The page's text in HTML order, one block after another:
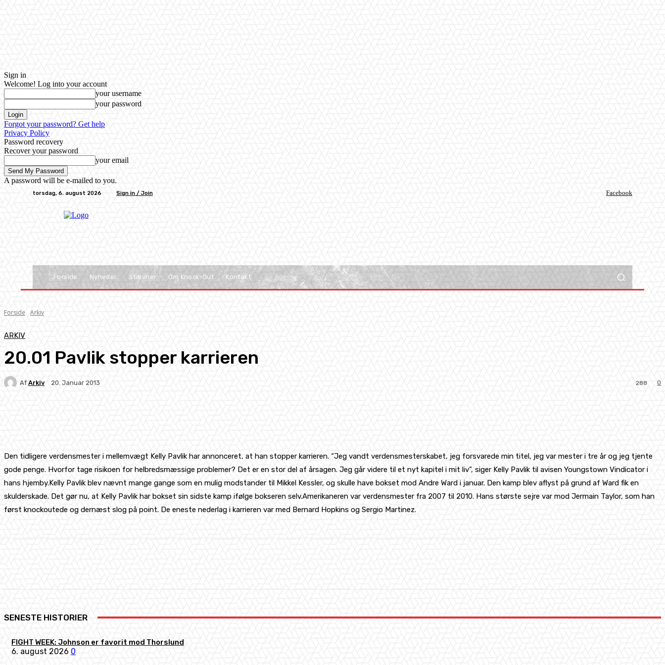
Sign in
Welcome! Log into your account
your username
your password
Forgot your password? Get help
Privacy Policy
Password recovery
Recover your password
your email
A password will be e-mailed to you.
torsdag, 6. august 2026 Sign in / Join Facebook
Forside Nyheder Stævner Om Knock-Out Kontakt
Forside Arkiv
ARKIV
20.01 Pavlik stopper karrieren
Af Arkiv 20. Januar 2013 0
288
Den tidligere verdensmester i mellemvægt Kelly Pavlik har annonceret, at han stopper karrieren. “Jeg vandt verdensmesterskabet, jeg forsvarede min titel, jeg var mester i tre år og jeg tjente
gode penge. Hvorfor tage risikoen for helbredsmæssige problemer? Det er en stor del af årsagen. Jeg går videre til et nyt kapitel i mit liv”, siger Kelly Pavlik til avisen Youngstown Vindicator i
hans hjemby.Kelly Pavlik blev nævnt mange gange som en mulig modstander til Mikkel Kessler, og skulle have bokset mod Andre Ward i januar. Den kamp blev aflyst på grund af Ward fik en
skulderskade. Det gør nu, at Kelly Pavlik har bokset sin sidste kamp ifølge bokseren selv.Amerikaneren var verdensmester fra 2007 til 2010. Hans største sejre var mod Jermain Taylor, som han
først knockoutede og dernæst slog på point. De eneste nederlag i karrieren var med Bernard Hopkins og Sergio Martinez.
SENESTE HISTORIER
FIGHT WEEK: Johnson er favorit mod Thorslund
6. august 2026 0